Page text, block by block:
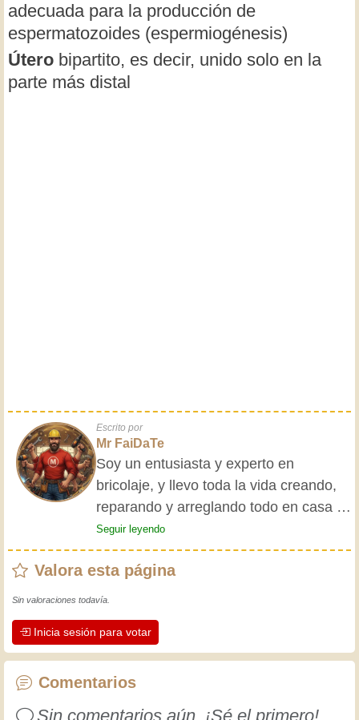
adecuada para la producción de
espermatozoides (espermiogénesis)
Útero bipartito, es decir, unido solo en la
parte más distal
Escrito por
Mr FaiDaTe
Soy un entusiasta y experto en
bricolaje, y llevo toda la vida creando,
reparando y arreglando todo en casa y
para mis amigos. Mis abuelos me
enseñaron lo básico desde pequeño, y
desde entonces he adquirido una vasta
experiencia. ¡La experiencia enseña! Te
apreciar la dedicación que los
artesanos profesionales ponen en su
trabajo. Aprendamos juntos; cada día
Seguir leyendo
Valora esta página
Sin valoraciones todavía.
Inicia sesión para votar
Comentarios
Sin comentarios aún. ¡Sé el primero!